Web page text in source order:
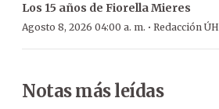
Los 15 años de Fiorella Mieres
Agosto 8, 2026 04:00 a. m. · Redacción ÚH
Notas más leídas